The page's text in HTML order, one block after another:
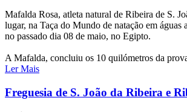
Mafalda Rosa, atleta natural de Ribeira de S.
lugar, na Taça do Mundo de natação em águas
no passado dia 08 de maio, no Egipto.
A Mafalda, concluiu os 10 quilómetros da
Ler Mais
Freguesia de S. João da Ribeira e